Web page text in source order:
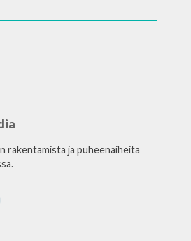
rakentamista ja puheenaiheita